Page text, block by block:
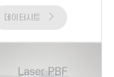
데이터시트